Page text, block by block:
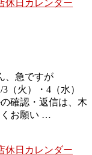
、急ですが
（火）・4（水）
確認・返信は、木
くお願い …